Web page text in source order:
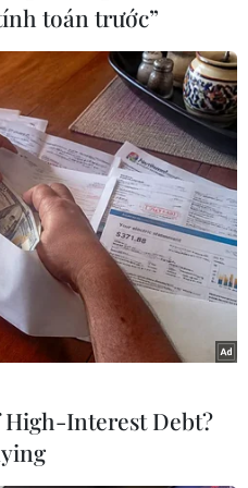
mới này..../.
Trần Tĩnh (TTXVN)
toán trước”
Interest Debt?